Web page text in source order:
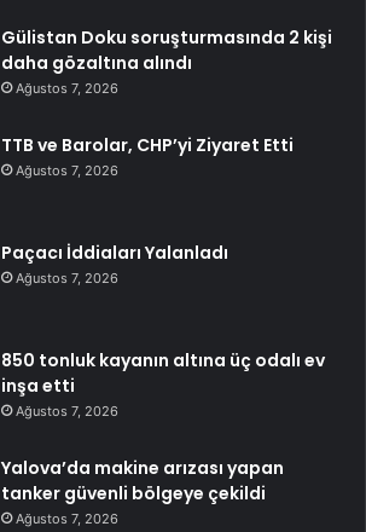
Gülistan Doku soruşturmasında 2 kişi
daha gözaltına alındı
Ağustos 7, 2026
TTB ve Barolar, CHP’yi Ziyaret Etti
Ağustos 7, 2026
Paçacı İddiaları Yalanladı
Ağustos 7, 2026
850 tonluk kayanın altına üç odalı ev
inşa etti
Ağustos 7, 2026
Yalova’da makine arızası yapan
tanker güvenli bölgeye çekildi
Ağustos 7, 2026